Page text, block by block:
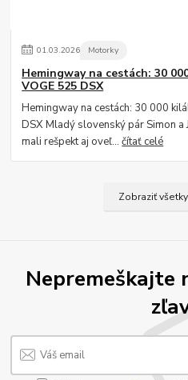
01.03.2026 Motorky
Hemingway na cestách: 30
VOGE 525 DSX
Hemingway na cestách: 30 000
DSX Mladý slovenský pár Simon
mali rešpekt aj oveľ...čítať celé
Zobraziť
Nepremeškajte